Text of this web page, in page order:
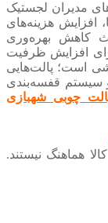
مدیران لجستیک
افزایش هزینه‌های
کاهش بهره‌وری
افزایش ظرفیت
است؛ پالت‌هایی
و سیستم قفسه‌بندی
چوبی شهبازی
هماهنگ نیستند.